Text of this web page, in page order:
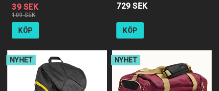
109 SEK
39 SEK
KÖP
729 SEK
KÖP
NYHET NYHET